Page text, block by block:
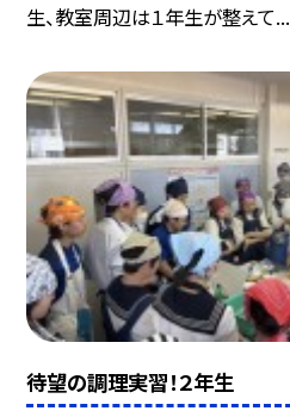
生、教室周辺は１年生が整えて...
待望の調理実習！２年生